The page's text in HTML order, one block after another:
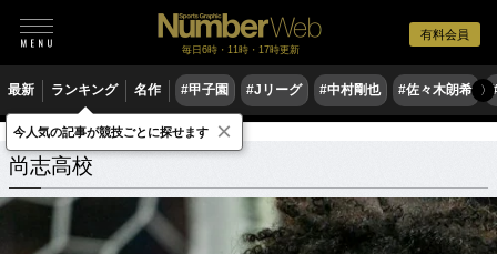
有料会員
毎日6時・11時・17時更新
最新 ランキング 名作 #甲子園 #Jリーグ #中村剛也 #佐々木朗希 〉
学校 福島県 尚志高校 関連記事
尚志高校
今人気の記事が競技ごとに探せます ×